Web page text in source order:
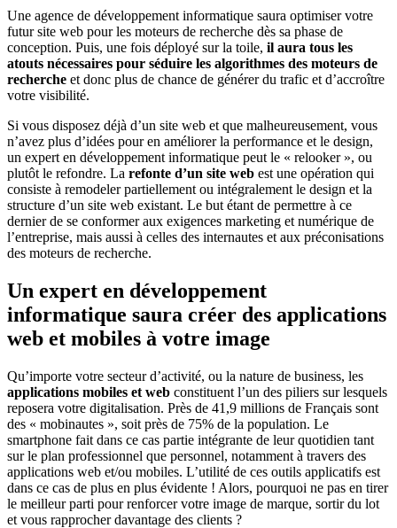
Une agence de développement informatique saura optimiser votre
futur site web pour les moteurs de recherche dès sa phase de
conception. Puis, une fois déployé sur la toile, il aura tous les
atouts nécessaires pour séduire les algorithmes des moteurs de
recherche et donc plus de chance de générer du trafic et d’accroître
votre visibilité.
Si vous disposez déjà d’un site web et que malheureusement, vous
n’avez plus d’idées pour en améliorer la performance et le design,
un expert en développement informatique peut le « relooker », ou
plutôt le refondre. La refonte d’un site web est une opération qui
consiste à remodeler partiellement ou intégralement le design et la
structure d’un site web existant. Le but étant de permettre à ce
dernier de se conformer aux exigences marketing et numérique de
l’entreprise, mais aussi à celles des internautes et aux préconisations
des moteurs de recherche.
Un expert en développement
informatique saura créer des applications
web et mobiles à votre image
Qu’importe votre secteur d’activité, ou la nature de business, les
applications mobiles et web constituent l’un des piliers sur lesquels
reposera votre digitalisation. Près de 41,9 millions de Français sont
des « mobinautes », soit près de 75% de la population. Le
smartphone fait dans ce cas partie intégrante de leur quotidien tant
sur le plan professionnel que personnel, notamment à travers des
applications web et/ou mobiles. L’utilité de ces outils applicatifs est
dans ce cas de plus en plus évidente ! Alors, pourquoi ne pas en tirer
le meilleur parti pour renforcer votre image de marque, sortir du lot
et vous rapprocher davantage des clients ?